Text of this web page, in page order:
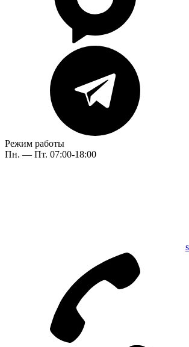
Режим работы
Пн. — Пт. 07:00-18:00